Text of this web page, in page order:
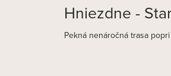
Hniezdne -
Pekná nenáročná trasa